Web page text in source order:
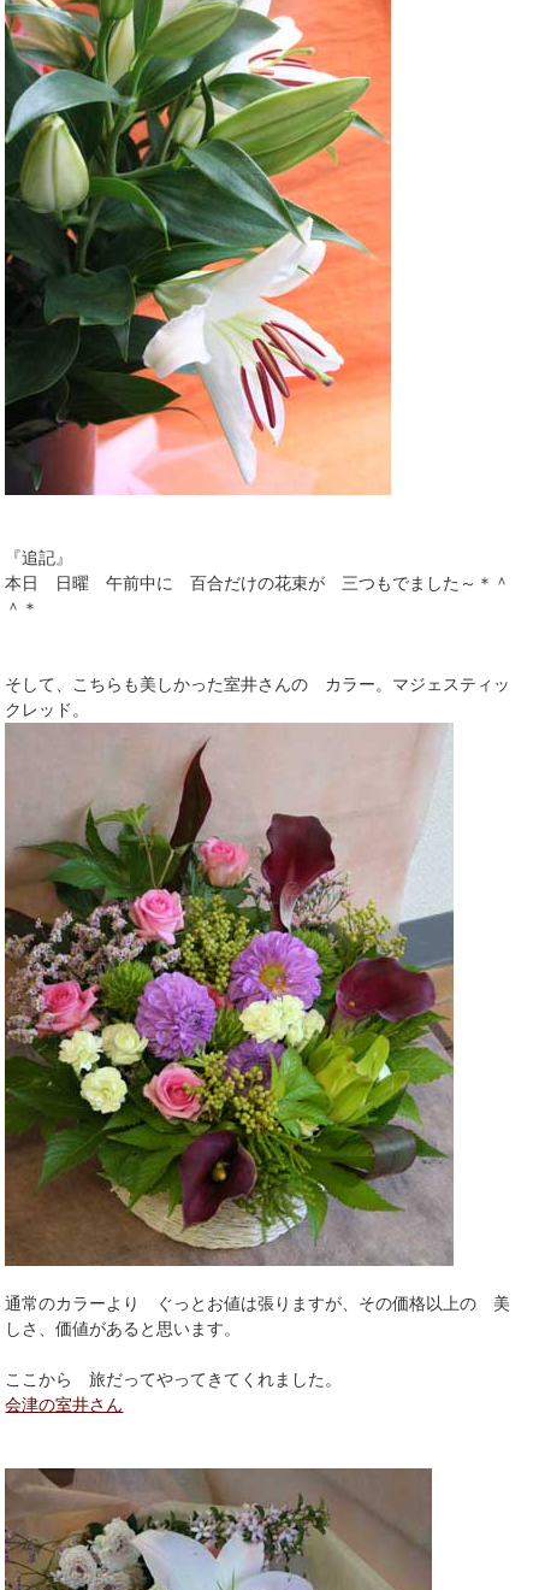
『追記』
本日 日曜 午前中に 百合だけの花束が 三つもでました～＊＾
＾＊
そして、こちらも美しかった室井さんの カラー。マジェスティッ
クレッド。
通常のカラーより ぐっとお値は張りますが、その価格以上の 美
しさ、価値があると思います。
ここから 旅だってやってきてくれました。
会津の室井さん